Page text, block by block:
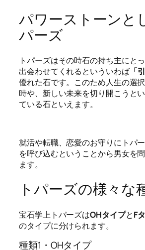
パワーストーンと
パーズ
トパーズはその時石の持ち主にと
出会わせてくれるといういわば「
優れた石です。このため人生の選
時や、新しい未来を切り開こうと
ている石といえます。
就活や転職、恋愛のお守りにトパ
を呼び込むということから男女を
ます。
トパーズの様々な
宝石学上トパーズはOHタイプとF
のタイプに分けられます。
種類1・OHタイプ